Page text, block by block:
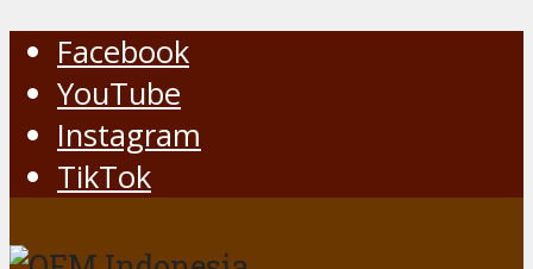
Facebook
YouTube
Instagram
TikTok